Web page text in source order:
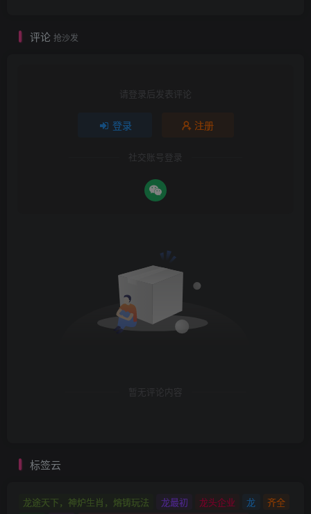
评论 抢沙发
请登录后发表评论
登录 注册
社交账号登录
暂无评论内容
标签云
龙途天下，神炉生肖，熔铸玩法 龙最初 龙头企业 龙 齐全